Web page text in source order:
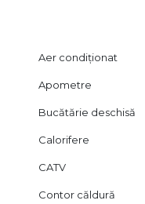
Aer condiționat
Apometre
Bucătărie deschisă
Calorifere
CATV
Contor căldură